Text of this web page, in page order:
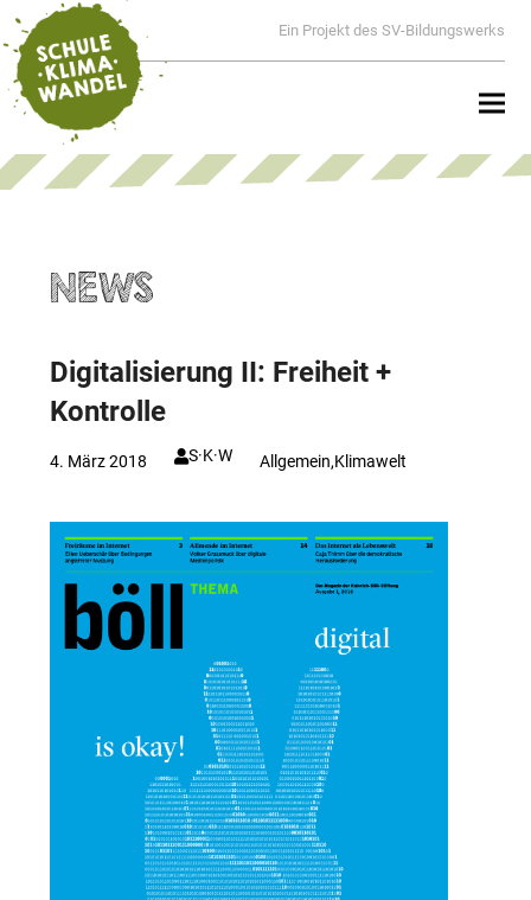
Ein Projekt des SV-Bildungswerks
NEWS
Digitalisierung II: Freiheit +
Kontrolle
4. März 2018 S·K·W Allgemein,Klimawelt